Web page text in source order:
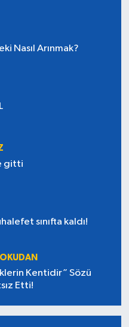
Nasıl Arınmak?
gitti
sınıfta kaldı!
Kentidir” Sözü
Etti!